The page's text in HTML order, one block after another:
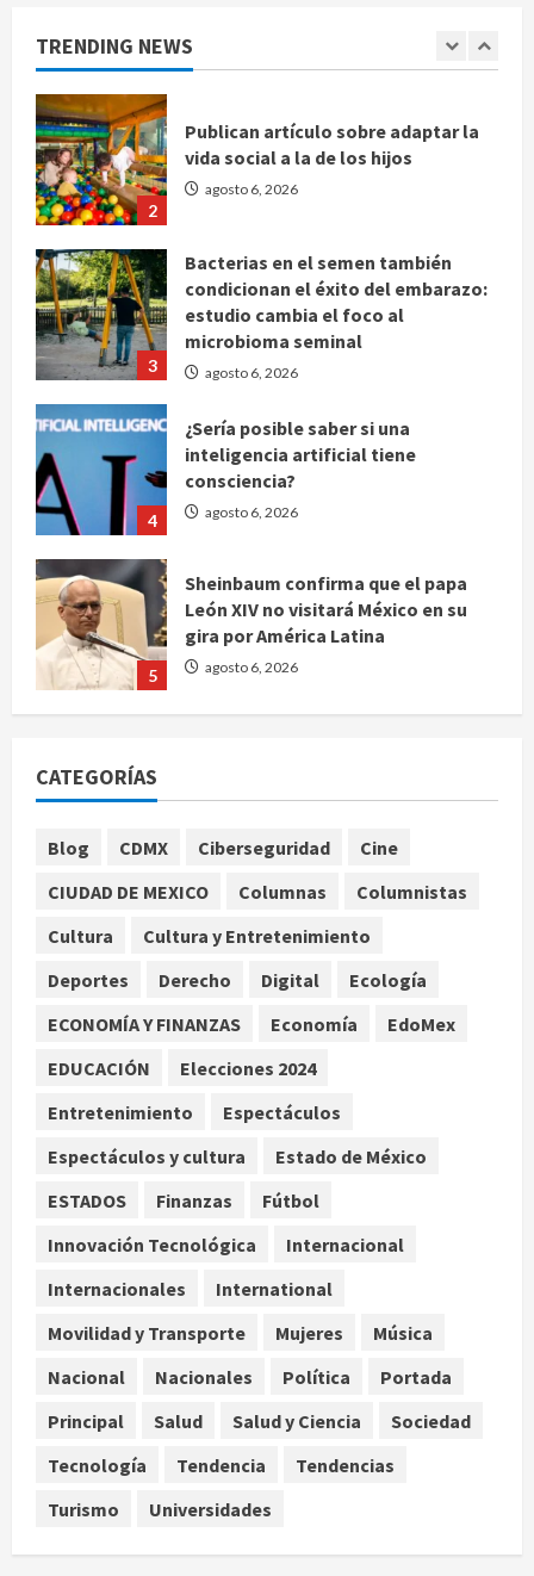
TRENDING NEWS
2
Publican artículo sobre adaptar la
agosto 6, 2026
3
estudio cambia el foco al
microbioma seminal
agosto 6, 2026
¿Sería posible saber si una
consciencia?
agosto 6, 2026
Sheinbaum confirma que el papa
gira por América Latina
agosto 6, 2026
1
Bad Bunny enfrenta dos demandas
2
Publican artículo sobre adaptar la
Bacterias en el semen también
estudio cambia el foco al
microbioma seminal
4
¿Sería posible saber si una
consciencia?
Sheinbaum confirma que el papa
León XIV no visitará México en su
agosto 6, 2026
CATEGORÍAS
Blog CDMX Ciberseguridad
Cine
CIUDAD DE MEXICO
Columnas
Columnistas
Cultura
Cultura y Entretenimiento
Deportes
Derecho Digital
Ecología
ECONOMÍA Y FINANZAS
Economía
EdoMex
EDUCACIÓN
Elecciones 2024
Entretenimiento
Espectáculos
Espectáculos y cultura
Estado de México
ESTADOS
Finanzas
Fútbol
Innovación Tecnológica
Internacional
Internacionales
International
Movilidad y Transporte
Mujeres
Música
Nacional
Nacionales Política
Portada
Principal
Salud Salud y Ciencia
Sociedad
Tecnología
Tendencia
Tendencias
Turismo
Universidades